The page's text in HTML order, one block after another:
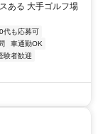
ある 大手ゴルフ場
代も応募可
車通勤OK
験者歓迎